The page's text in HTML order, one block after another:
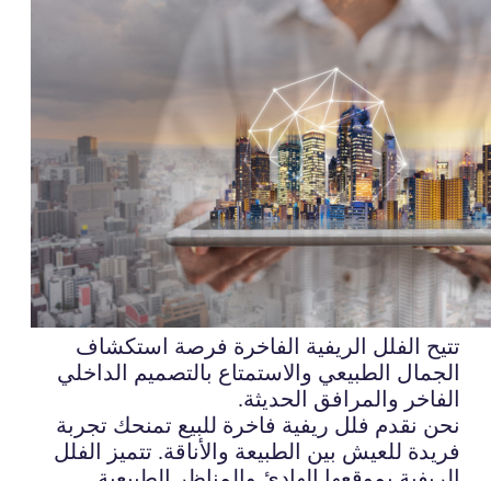
تتيح الفلل الريفية الفاخرة فرصة استكشاف
الجمال الطبيعي والاستمتاع بالتصميم الداخلي
الفاخر والمرافق الحديثة.
نحن نقدم فلل ريفية فاخرة للبيع تمنحك تجربة
فريدة للعيش بين الطبيعة والأناقة. تتميز الفلل